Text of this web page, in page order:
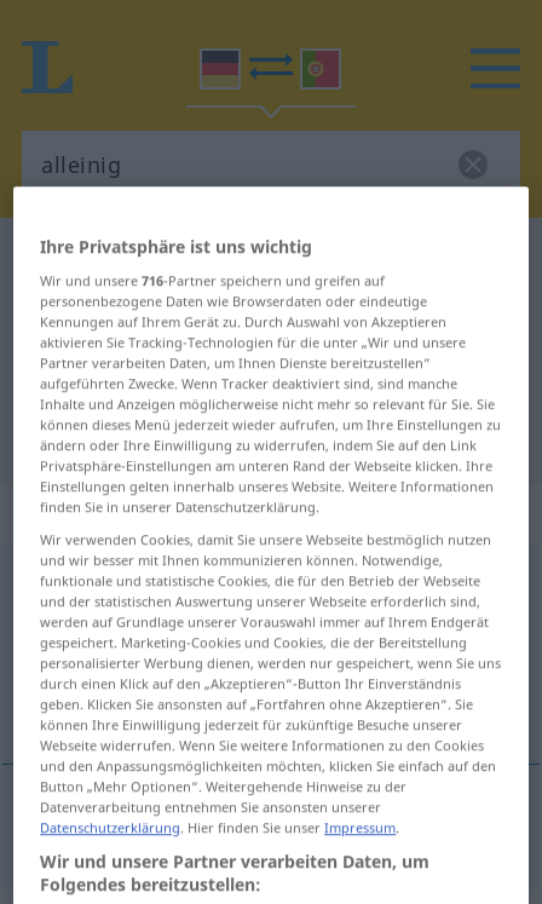
Deutsch-Portugiesisch Wörterbuch
Deutsch-Portugiesisch
Übersetzung für "alleinig"
"alleinig" Portugiesisch
Übersetzung
„alleinig“
alleinig
Übersicht aller Übersetzungen
(Für mehr Details die Übersetzung anklicken/antippen)
único, exclusivo
único,exclusivo alleinig
Ihre Privatsphäre ist uns wichtig
Wir und unsere716-Partner speichern und greifen auf
personenbezogene Daten wie Browserdaten oder eindeutige
Kennungen auf Ihrem Gerät zu. Durch Auswahl von Akzeptieren
aktivieren Sie Tracking-Technologien für die unter „Wir und unsere
Partner verarbeiten Daten, um Ihnen Dienste bereitzustellen“
aufgeführten Zwecke. Wenn Tracker deaktiviert sind, sind manche
Inhalte und Anzeigen möglicherweise nicht mehr so relevant für Sie. Sie
können dieses Menü jederzeit wieder aufrufen, um Ihre Einstellungen zu
ändern oder Ihre Einwilligung zu widerrufen, indem Sie auf den Link
Privatsphäre-Einstellungen am unteren Rand der Webseite klicken. Ihre
Einstellungen gelten innerhalb unseres Website. Weitere Informationen
finden Sie in unserer Datenschutzerklärung.
Wir verwenden Cookies, damit Sie unsere Webseite bestmöglich nutzen
und wir besser mit Ihnen kommunizieren können. Notwendige,
funktionale und statistische Cookies, die für den Betrieb der Webseite
und der statistischen Auswertung unserer Webseite erforderlich sind,
werden auf Grundlage unserer Vorauswahl immer auf Ihrem Endgerät
gespeichert. Marketing-Cookies und Cookies, die der Bereitstellung
personalisierter Werbung dienen, werden nur gespeichert, wenn Sie uns
durch einen Klick auf den „Akzeptieren“-Button Ihr Einverständnis
geben. Klicken Sie ansonsten auf „Fortfahren ohne Akzeptieren“. Sie
können Ihre Einwilligung jederzeit für zukünftige Besuche unserer
Webseite widerrufen. Wenn Sie weitere Informationen zu den Cookies
und den Anpassungsmöglichkeiten möchten, klicken Sie einfach auf den
Button „Mehr Optionen“. Weitergehende Hinweise zu der
Datenverarbeitung entnehmen Sie ansonsten unserer
Datenschutzerklärung. Hier finden Sie unserImpressum.
Wir und unsere Partner verarbeiten Daten, um
Folgendes bereitzustellen: